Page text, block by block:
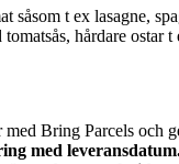
såsom t ex lasagne,
hårdare
Bring Parcels och
med